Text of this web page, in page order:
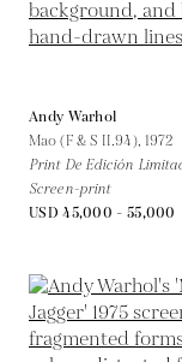
Andy Warhol
Mao (F & S II.94), 1972
Print De Edición
Screen-print
USD 45,000 - 55,000